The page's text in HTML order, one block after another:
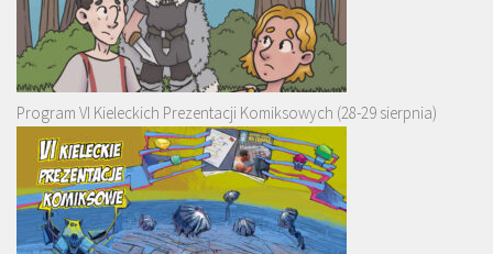
Program VI Kieleckich Prezentacji Komiksowych (28-29 sierpnia)